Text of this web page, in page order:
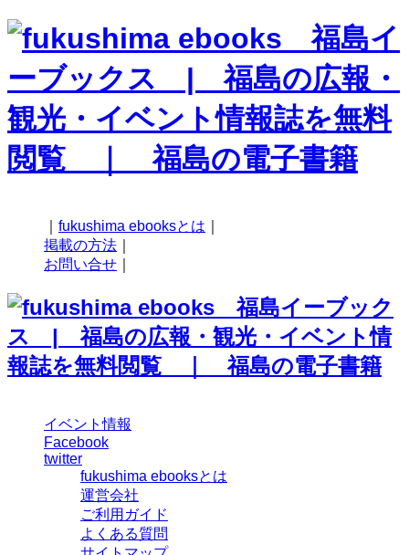
fukushima ebooksとは
掲載の方法
お問い合せ
イベント情報
Facebook
twitter
fukushima ebooksとは
運営会社
ご利用ガイド
よくある質問